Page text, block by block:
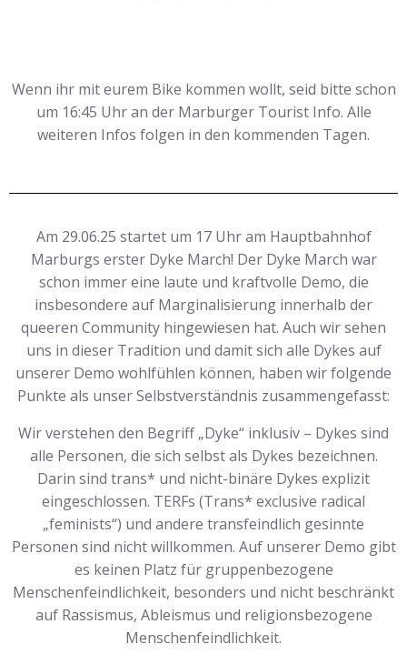
Wenn ihr mit eurem Bike kommen wollt, seid bitte schon
um 16:45 Uhr an der Marburger Tourist Info. Alle
weiteren Infos folgen in den kommenden Tagen.
Am 29.06.25 startet um 17 Uhr am Hauptbahnhof
Marburgs erster Dyke March! Der Dyke March war
schon immer eine laute und kraftvolle Demo, die
insbesondere auf Marginalisierung innerhalb der
queeren Community hingewiesen hat. Auch wir sehen
uns in dieser Tradition und damit sich alle Dykes auf
unserer Demo wohlfühlen können, haben wir folgende
Punkte als unser Selbstverständnis zusammengefasst:
Wir verstehen den Begriff „Dyke“ inklusiv – Dykes sind
alle Personen, die sich selbst als Dykes bezeichnen.
Darin sind trans* und nicht-binäre Dykes explizit
eingeschlossen. TERFs (Trans* exclusive radical
„feminists“) und andere transfeindlich gesinnte
Personen sind nicht willkommen. Auf unserer Demo gibt
es keinen Platz für gruppenbezogene
Menschenfeindlichkeit, besonders und nicht beschränkt
auf Rassismus, Ableismus und religionsbezogene
Menschenfeindlichkeit.